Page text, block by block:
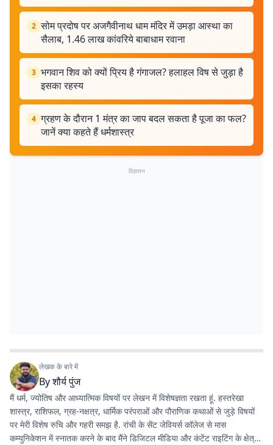
2 सोम प्रदोष पर अजगैवीनाथ धाम मंदिर में उमड़ा आस्था का
सैलाब, 1.46 लाख कांवरिये बाबाधाम रवाना
3 भगवान शिव को क्यों प्रिय है गंगाजल? हलाहल विष से जुड़ा है
इसका रहस्य
4 ग्रहण के दौरान 1 मंत्र का जाप बदल सकता है पूजा का फल?
जानें क्या कहते हैं धर्मशास्त्र
विज्ञापन
लेखक के बारे में
Byशौर्य पुंज
मैं धर्म, ज्योतिष और आध्यात्मिक विषयों पर लेखन में विशेषज्ञता रखता हूं. हस्तरेखा
शास्त्र, राशिफल, ग्रह-नक्षत्र, धार्मिक परंपराओं और पौराणिक कथाओं से जुड़े विषयों
पर मेरी विशेष रुचि और गहरी समझ है. रांची के सेंट जेवियर्स कॉलेज से मास
कम्युनिकेशन में स्नातक करने के बाद मैंने डिजिटल मीडिया और कंटेंट राइटिंग के क्षेत्र